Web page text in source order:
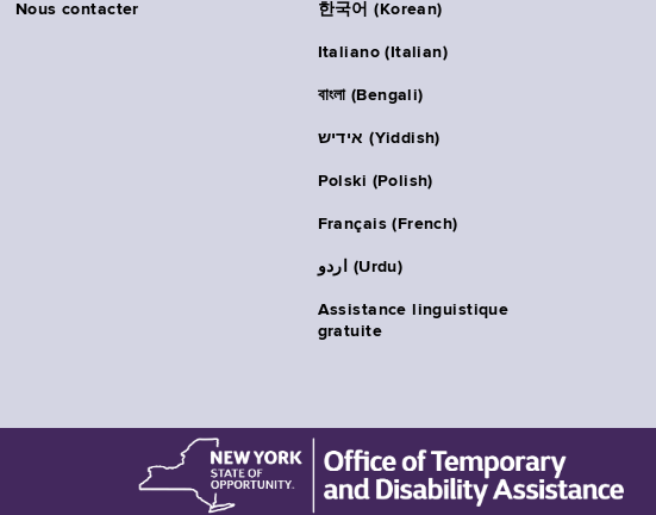
Nous contacter 한국어 (Korean)
Italiano (Italian)
বাংলা (Bengali)
אידיש (Yiddish)
Polski (Polish)
Français (French)
اردو (Urdu)
Assistance linguistique
gratuite